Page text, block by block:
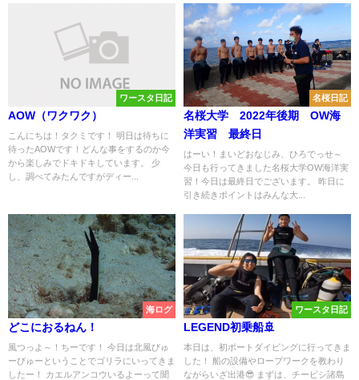
ワースタ日記
AOW（ワクワク）
こんにちは！タクミです！ 明日は待ちに
待ったAOWです！どんな事をするのか今
から楽しみでドキドキしています。 少
し、調べてみたんですがディー...
名桜日記
名桜大学 2022年後期 OW海
洋実習 最終日
はーい！まいどおなじみ、ひろでっせ～
今日も行ってきました名桜大学OW海洋実
習！今日は最終日でございます。 昨日に
引き続きポイントはみんな大...
海ログ
どこにおるねん！
風つっよ～！ちーです！ 今日は北風びゅ
ーびゅーということでゴリラにいってきま
したー！ カエルアンコウいるよーって聞
ワースタ日記
LEGEND初乗船🚢
本日は、初ボートダイビングに行ってきま
した！ 船の設備やロープワークを教わり
ながらいざ出港😎 まずは、チービシ諸島